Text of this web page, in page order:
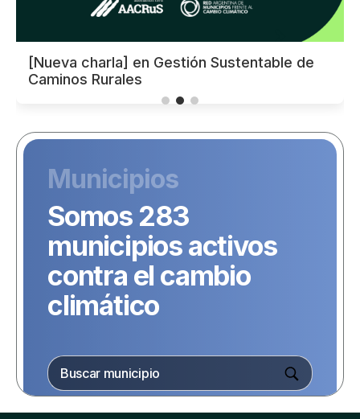
[Nueva charla] en Gestión Sustentable de
Caminos Rurales
Municipios
Somos 283
municipios activos
contra el cambio
climático